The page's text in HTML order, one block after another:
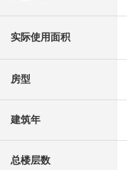
实际使用面积
房型
建筑年
总楼层数